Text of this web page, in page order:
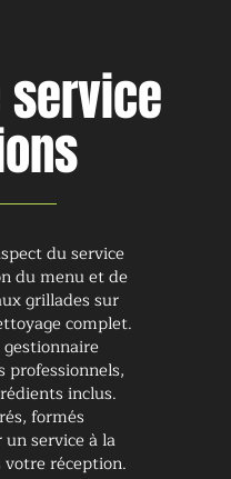
service
du service
du menu et de
grillades sur
complet.
professionnels,
inclus.
formés
service à la
réception.